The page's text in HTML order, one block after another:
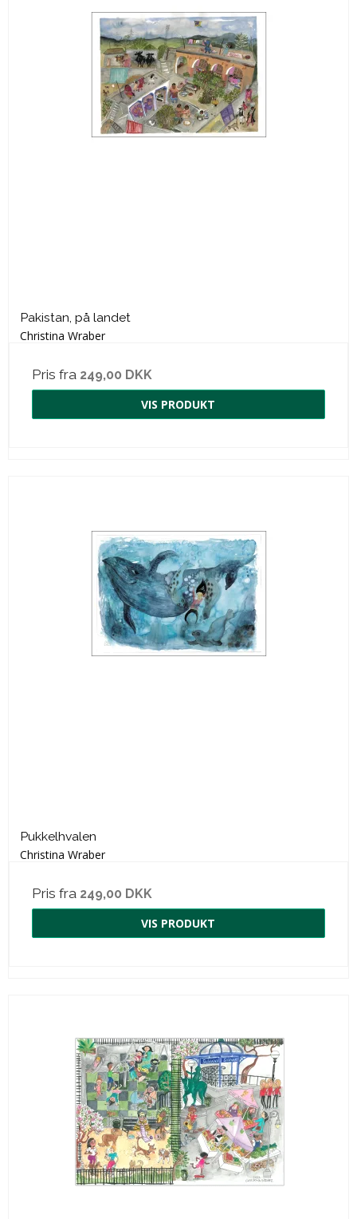
Pakistan, på landet
Christina Wraber
Pris fra 249,00 DKK
VIS PRODUKT
Pukkelhvalen
Christina Wraber
Pris fra 249,00 DKK
VIS PRODUKT